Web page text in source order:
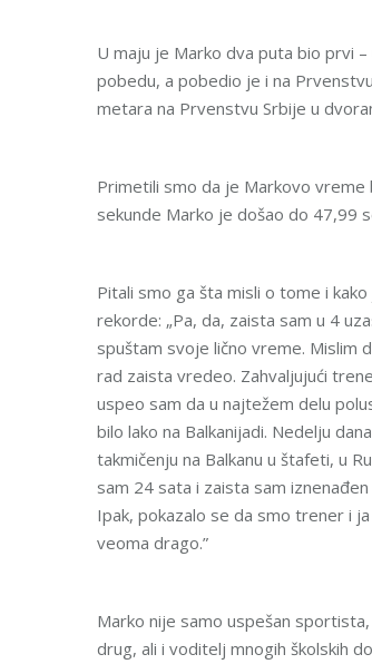
U maju je Marko dva puta bio prvi
pobedu, a pobedio je i na
metara na Prvenstvu Srbije u
Primetili smo da je Markovo vreme
sekunde Marko je došao do 47,99
Pitali smo ga šta misli o tome i
rekorde: „Pa, da, zaista sam u 4
spuštam svoje lično vreme.
rad zaista vredeo. Zahvaljujući
uspeo sam da u najtežem delu
bilo lako na Balkanijadi. Nedelju
takmičenju na Balkanu u štafeti, u
sam 24 sata i zaista sam
Ipak, pokazalo se da smo trener i
veoma drago.”
Marko nije samo uspešan
drug, ali i voditelj mnogih školskih